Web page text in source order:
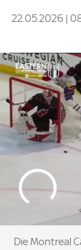
22.05.2026 |
Die Montreal